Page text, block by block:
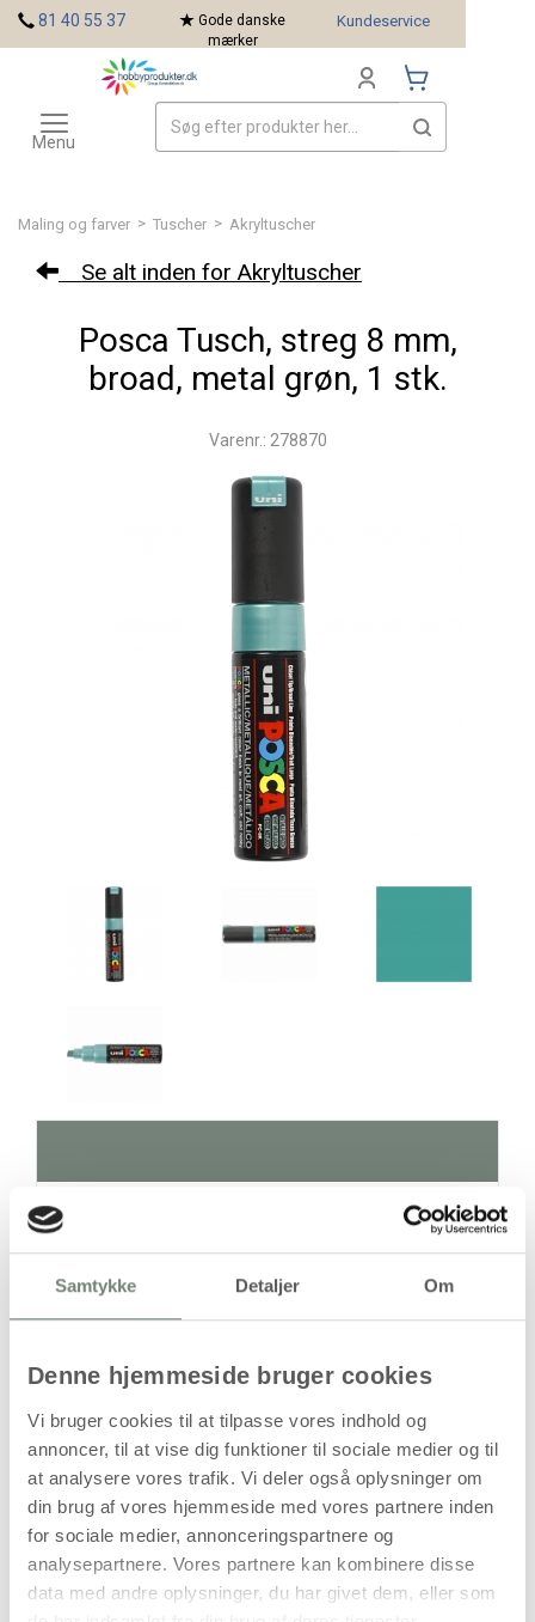
Samtykke Detaljer Om
Denne hjemmeside bruger cookies
Vi bruger cookies til at tilpasse vores indhold og
annoncer, til at vise dig funktioner til sociale medier og til
at analysere vores trafik. Vi deler også oplysninger om
din brug af vores hjemmeside med vores partnere inden
for sociale medier, annonceringspartnere og
analysepartnere. Vores partnere kan kombinere disse
data med andre oplysninger, du har givet dem, eller som
Maling og farver > Tuscher > Akryltuscher
Se alt inden for Akryltuscher
Posca Tusch, streg 8 mm,
broad, metal grøn, 1 stk.
Varenr.: 278870
Antal Pris / Stk
77,94
(62,35kr.ekskl. moms)
Leveringsomkostninger
Læg i kurven
Din bestilling er først bindende,
når vi har bekræftet din ordre.
81 40 55 37
Gode danske
mærker
Kundeservice
Toggle
navigation
Menu
Mærker